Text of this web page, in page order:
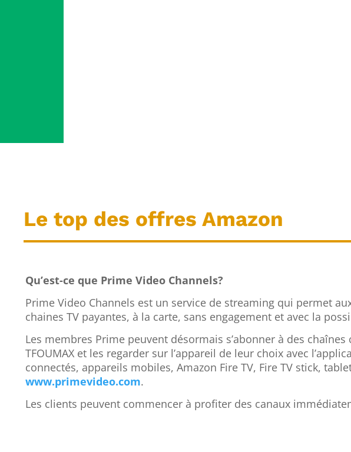
Le top des offres Amazon
Qu’est-ce que Prime Video Channels?
Prime Video Channels est un service de streaming qui permet
chaines TV payantes, à la carte, sans engagement et avec la
Les membres Prime peuvent désormais s’abonner à des
TFOUMAX et les regarder sur l’appareil de leur choix avec
connectés, appareils mobiles, Amazon Fire TV, Fire TV stick,
www.primevideo.com.
Les clients peuvent commencer à profiter des canaux